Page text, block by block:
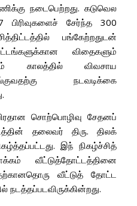
நடைபெற்றது. கடுவெல
சேர்ந்த 300
பங்கேற்றதுடன்
விதைகளும்
காலத்தில் விவசாய
நடவடிக்கை
சொற்பொழிவு சேதனப்
தலைவர் திரு. திலக்
இந் நிகழ்ச்சித்
வீட்டுத்தோட்டத்தினை
வீட்டுத் தோட்ட
நடத்தப்படவிருக்கின்றது.